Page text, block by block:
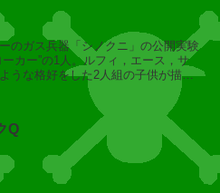
カー”の1人。ルフィ，エース，サ
うな格好をした2人組の子供が描か
Q